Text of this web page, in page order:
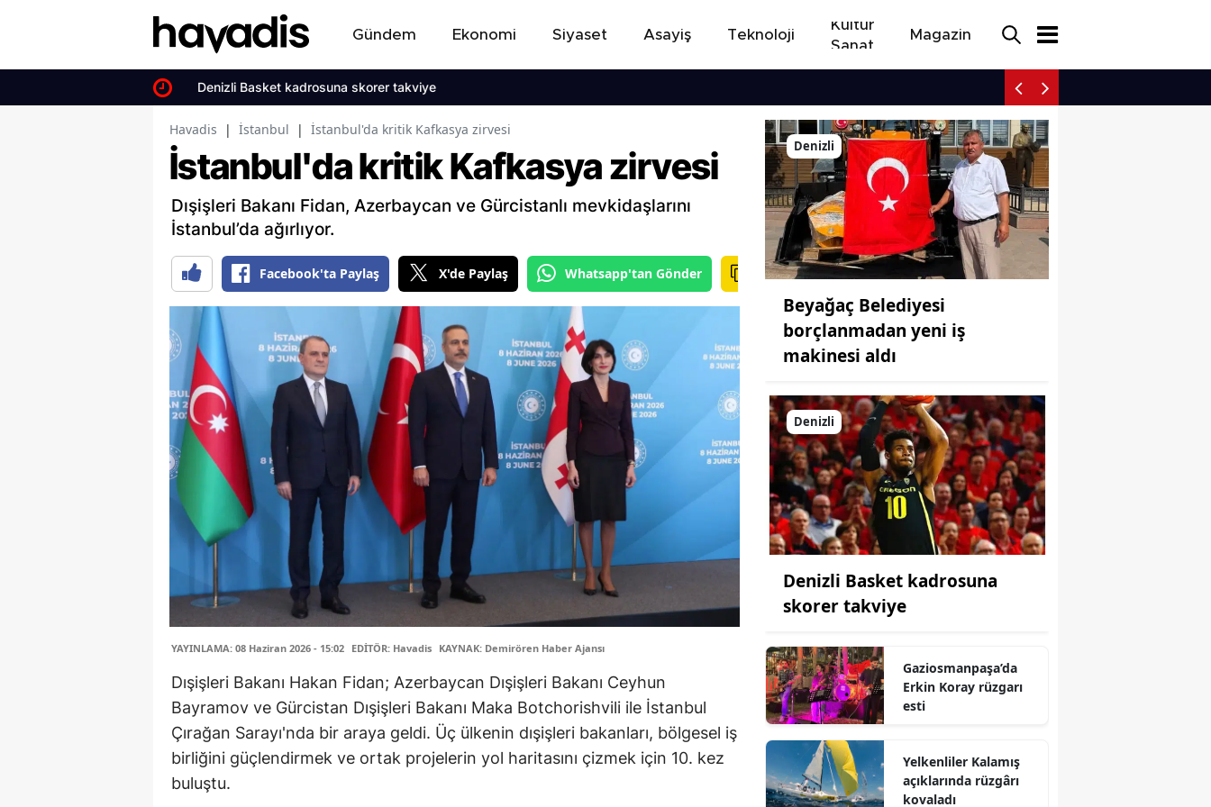
Gündem Ekonomi Siyaset Asayiş Teknoloji
Kültür
Sanat
Magazin
Denizli Basket kadrosuna skorer takviye
Havadis | İstanbul | İstanbul'da kritik Kafkasya zirvesi
İstanbul'da kritik Kafkasya zirvesi
Dışişleri Bakanı Fidan, Azerbaycan ve Gürcistanlı mevkidaşlarını
İstanbul’da ağırlıyor.
Facebook'ta Paylaş X'de Paylaş Whatsapp'tan Gönder
YAYINLAMA: 08 Haziran 2026 - 15:02 EDİTÖR: Havadis KAYNAK: Demirören Haber Ajansı
Dışişleri Bakanı Hakan Fidan; Azerbaycan Dışişleri Bakanı Ceyhun
Bayramov ve Gürcistan Dışişleri Bakanı Maka Botchorishvili ile İstanbul
Çırağan Sarayı'nda bir araya geldi. Üç ülkenin dışişleri bakanları, bölgesel iş
birliğini güçlendirmek ve ortak projelerin yol haritasını çizmek için 10. kez
buluştu.
Denizli
Beyağaç Belediyesi
borçlanmadan yeni iş
makinesi aldı
Denizli
Denizli Basket kadrosuna
skorer takviye
Gaziosmanpaşa’da
Erkin Koray rüzgarı
esti
Yelkenliler Kalamış
açıklarında rüzgârı
kovaladı